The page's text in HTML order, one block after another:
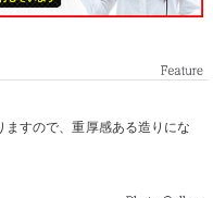
すので、重厚感ある造りにな